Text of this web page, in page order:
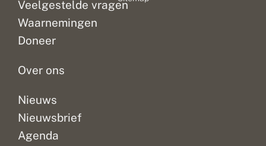
Veelgestelde vragen
Waarnemingen
Doneer
Over ons
Nieuws
Nieuwsbrief
Agenda